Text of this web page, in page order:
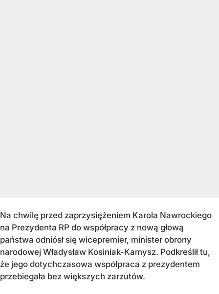
Na chwilę przed zaprzysiężeniem Karola Nawrockiego
na Prezydenta RP do współpracy z nową głową
państwa odniósł się wicepremier, minister obrony
narodowej Władysław Kosiniak-Kamysz. Podkreślił tu,
że jego dotychczasowa współpraca z prezydentem
przebiegała bez większych zarzutów.